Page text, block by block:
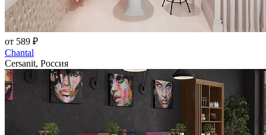
от 589 ₽
Chantal
Cersanit, Россия